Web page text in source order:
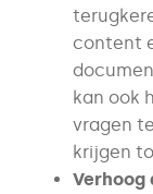
content
kan ook
vragen
krijgen